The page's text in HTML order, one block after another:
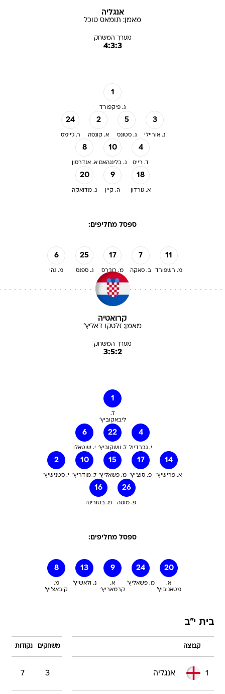
אנגליה
מאמן: תומאס טוכל
מערך המשחק
4:3:3
1
ג. פיקפורד
24
ר. ג'יימס
2
א. קונסה
5
ג. סטונס
3
נ. אוריילי
8
א. אנדרסון
10
ג. בלינגהאם
4
ד. רייס
20
נ. מדואקה
9
ה. קיין
18
א. גורדון
ספסל מחליפים:
6
מ. גהי
25
ג. ספנס
17
מ. רוג'רס
7
ב. סאקה
11
מ. רשפורד
קרואטיה
מאמן: זלטקו דאליץ'
מערך המשחק
3:5:2
1
ד.
ליבאקוביץ'
6
י. שוטאלו
22
ל. וושקוביץ'
4
י. גברדיול
2
י. סטנישיץ'
10
ל. מודריץ'
15
מ. פשאליץ'
17
פ. סוצ'יץ'
14
א. פרישיץ'
16
מ. בטורינה
26
פ. מוסה
ספסל מחליפים:
8
מ.
קובאצ'יץ'
13
נ. ולאשיץ'
9
א.
קרמאריץ'
24
מ. פשאליץ'
20
א.
מטאנוביץ'
בית י"ב
קבוצה משחקים נקודות
1 אנגליה 3
7